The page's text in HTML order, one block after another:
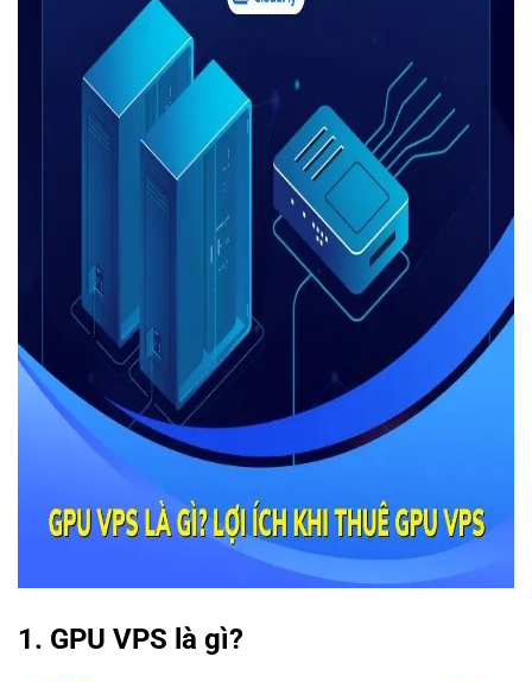
1. GPU VPS là gì?